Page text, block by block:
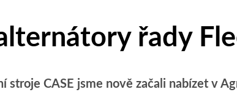
řady
CASE jsme nově začali nabízet v